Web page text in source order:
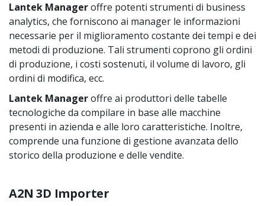
Lantek Manageroffre potenti strumenti di business
analytics, che forniscono ai manager le informazioni
necessarie per il miglioramento costante dei tempi e dei
metodi di produzione. Tali strumenti coprono gli ordini
di produzione, i costi sostenuti, il volume di lavoro, gli
ordini di modifica, ecc.
Lantek Manageroffre ai produttori delle tabelle
tecnologiche da compilare in base alle macchine
presenti in azienda e alle loro caratteristiche. Inoltre,
comprende una funzione di gestione avanzata dello
storico della produzione e delle vendite.
A2N 3D Importer